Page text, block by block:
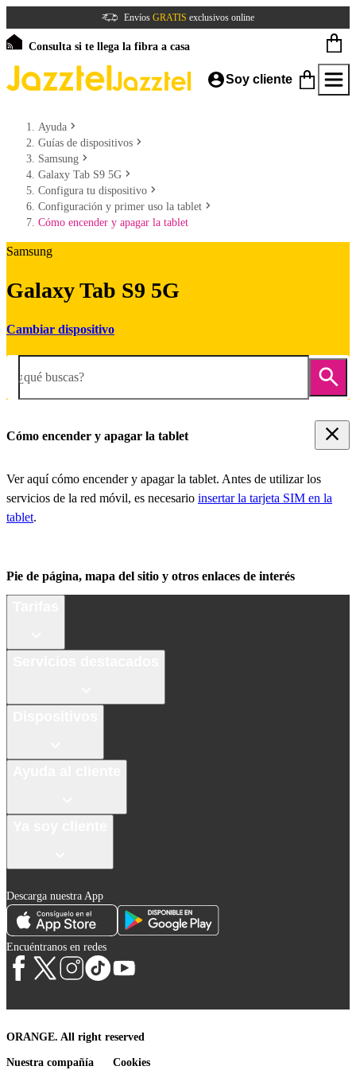
Envíos GRATIS exclusivos online
Consulta si te llega la fibra a casa
Soy cliente
Ayuda
Guías de dispositivos
Samsung
Galaxy Tab S9 5G
Configura tu dispositivo
Configuración y primer uso la tablet
Cómo encender y apagar la tablet
Samsung
Galaxy Tab S9 5G
Cambiar dispositivo
¿qué buscas?
Cómo encender y apagar la tablet
Ver aquí cómo encender y apagar la tablet. Antes de utilizar los
servicios de la red móvil, es necesario insertar la tarjeta SIM en la
tablet.
Pie de página, mapa del sitio y otros enlaces de interés
Descarga nuestra App
Encuéntranos en redes
ORANGE. All right reserved
Nuestra compañía Cookies